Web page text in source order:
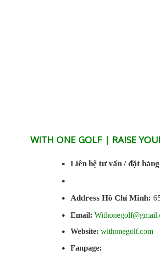
WITH ONE GOLF | RAISE
Liên hệ tư vấn / đặt
Address Hồ Chí Minh:
Email:
Website: withonegolf.com
Fanpage: